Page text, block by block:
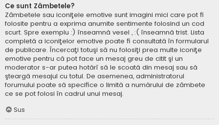
Ce sunt Zâmbetele?
Zâmbetele sau iconiţele emotive sunt imagini mici care pot fi
folosite pentru a exprima anumite sentimente folosind un cod
scurt. Spre exemplu :) înseamnă vesel , :( înseamnă trist. Lista
completă a iconiţelor emotive poate fi consultată în formularul
de publicare. Încercaţi totuşi să nu folosiţi prea multe iconiţe
emotive pentru că pot face un mesaj greu de citit şi un
moderator s-ar putea hotărî să le scoată din mesaj sau să
şteargă mesajul cu totul. De asemenea, administratorul
forumului poate să specifice o limită a numărului de zâmbete
ce se pot folosi în cadrul unui mesaj.
Sus